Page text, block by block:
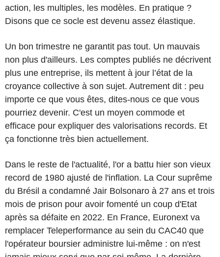
action, les multiples, les modèles. En pratique ?
Disons que ce socle est devenu assez élastique.
Un bon trimestre ne garantit pas tout. Un mauvais
non plus d'ailleurs. Les comptes publiés ne décrivent
plus une entreprise, ils mettent à jour l’état de la
croyance collective à son sujet. Autrement dit : peu
importe ce que vous êtes, dites-nous ce que vous
pourriez devenir. C'est un moyen commode et
efficace pour expliquer des valorisations records. Et
ça fonctionne très bien actuellement.
Dans le reste de l'actualité, l'or a battu hier son vieux
record de 1980 ajusté de l'inflation. La Cour suprême
du Brésil a condamné Jair Bolsonaro à 27 ans et trois
mois de prison pour avoir fomenté un coup d'Etat
après sa défaite en 2022. En France, Euronext va
remplacer Teleperformance au sein du CAC40 que
l'opérateur boursier administre lui-même : on n'est